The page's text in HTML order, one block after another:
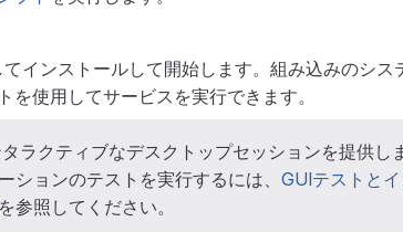
インストールして開始します。組み込みのシス
使用してサービスを実行できます。
ラクティブなデスクトップセッションを提供し
ションのテストを実行するには、 GUIテストと
を参照してください。